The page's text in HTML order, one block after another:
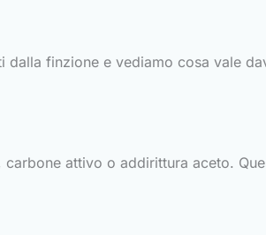
finzione e vediamo cosa vale
attivo o addirittura aceto.